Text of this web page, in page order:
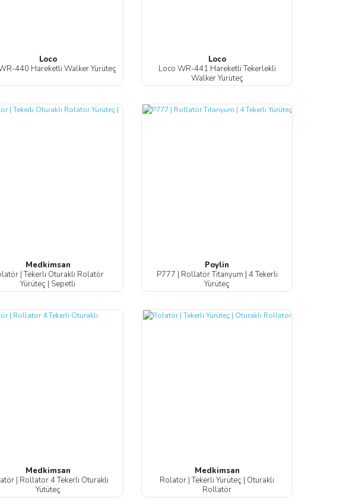
Loco
440 Hareketli Walker Yürüteç
Loco
Loco WR-441 Hareketli Tekerlekli
Walker Yürüteç
Medkimsan
| Tekerli Oturaklı Rolatör
Yürüteç | Sepetli
Poylin
P777 | Rollatör Titanyum | 4 Tekerli
Yürüteç
Medkimsan
| Rollator 4 Tekerli Oturaklı
Yütüteç
Medkimsan
Rolatör | Tekerli Yürüteç | Oturaklı
Rollatör